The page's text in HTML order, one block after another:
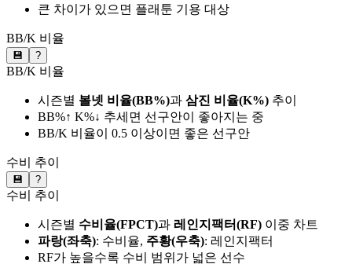
큰 차이가 있으면 플래툰 기용 대상
BB/K 비율
💾 ?
BB/K 비율
시즌별 볼넷 비율(BB%)과 삼진 비율(K%) 추이
BB%↑ K%↓ 추세면 선구안이 좋아지는 중
BB/K 비율이 0.5 이상이면 좋은 선구안
수비 추이
💾 ?
수비 추이
시즌별 수비율(FPCT)과 레인지팩터(RF) 이중 차트
파랑(좌축): 수비율, 주황(우축): 레인지팩터
RF가 높을수록 수비 범위가 넓은 선수